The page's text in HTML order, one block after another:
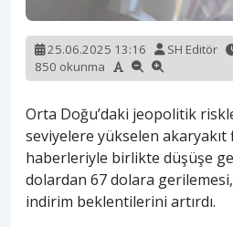
25.06.2025 13:16 SH Editör
850 okunma
Orta Doğu’daki jeopolitik
seviyelere yükselen akaryakıt
haberleriyle birlikte düşüşe
dolardan 67 dolara
indirim beklentilerini artırdı.